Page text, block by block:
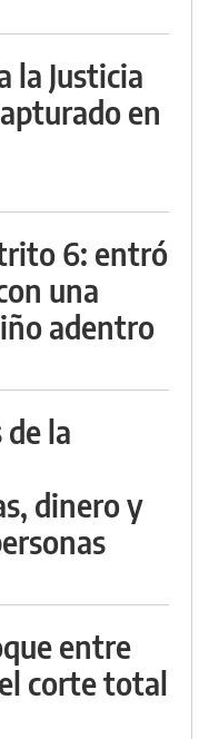
la Justicia
en
6: entró
una
adentro
la
dinero y
entre
corte total